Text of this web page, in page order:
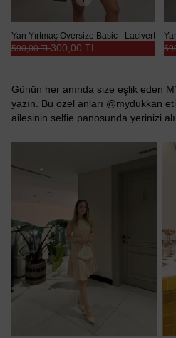
Yan Yırtmaç Oversize Basic - Lacivert
300,00 TL
590,00 TL
Günün her anında size eşlik eden
yazın. Bu özel anları @mydukkan
ailesinin selfie panosunda yerinizi